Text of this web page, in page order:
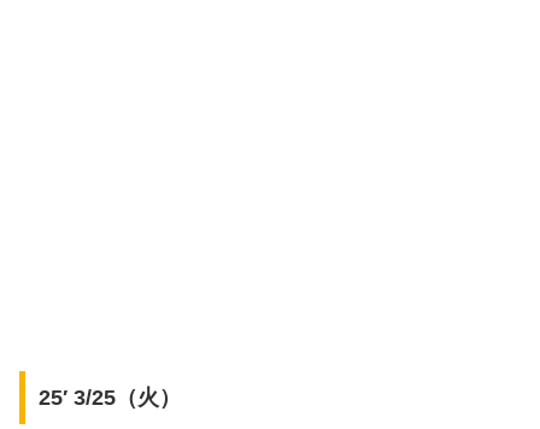
25′ 3/25（火）